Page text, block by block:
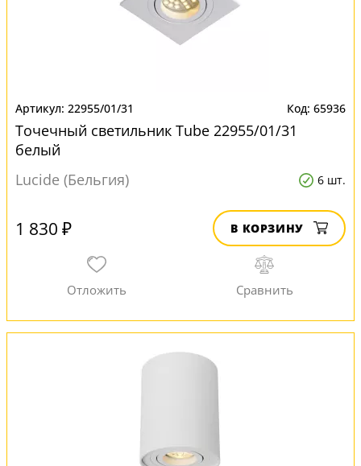
22955/01/31 65936
Точечный светильник Tube 22955/01/31
белый
Lucide (Бельгия)
6 шт.
1 830 ₽ В КОРЗИНУ